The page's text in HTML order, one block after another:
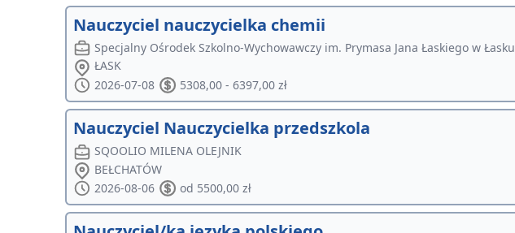
Nauczyciel nauczycielka chemii
Specjalny Ośrodek Szkolno-Wychowawczy im. Prymasa Jana Łaskiego w Łasku
ŁASK
2026-07-08
5308,00 - 6397,00 zł
Nauczyciel Nauczycielka przedszkola
SQOOLIO MILENA OLEJNIK
BEŁCHATÓW
2026-08-06
od 5500,00 zł